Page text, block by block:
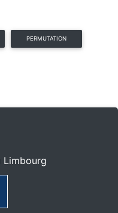
PERMUTATION
Limbourg